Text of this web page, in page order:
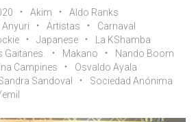
Akim
Aldo Ranks
Anyuri Artistas
Carnaval
Japanese
La KShamba
Gaitanes. Makano
Nando Boom
Campines
Osvaldo Ayala
Sandoval
Sociedad Anónima